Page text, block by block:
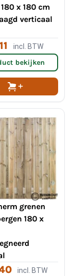
x 180 cm
verticaal
incl. BTW
bekijken
grenen
180 x
incl. BTW